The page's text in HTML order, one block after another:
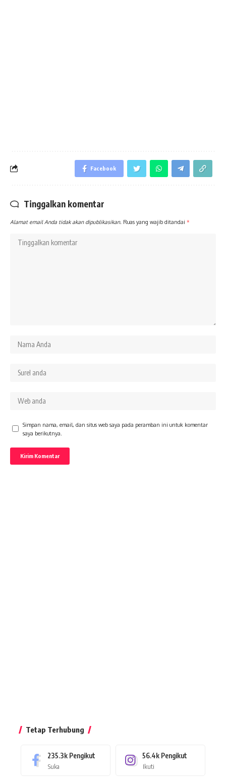
Facebook
Tinggalkan komentar
Alamat email Anda tidak akan dipublikasikan. Ruas yang wajib ditandai *
Simpan nama, email, dan situs web saya pada peramban ini untuk komentar
saya berikutnya.
Tetap Terhubung
235.3k Pengikut
Suka
56.4k Pengikut
Ikuti